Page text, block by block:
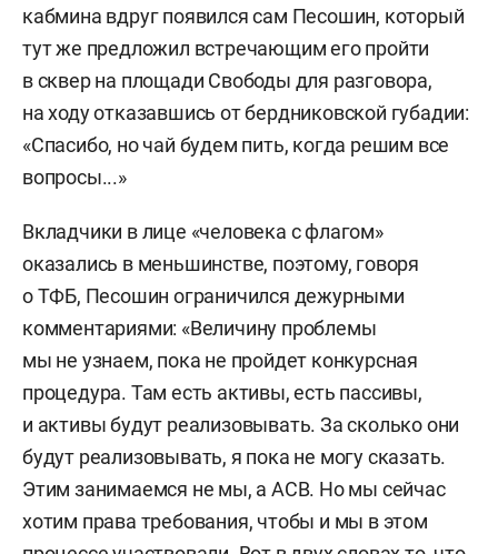
кабмина вдруг появился сам Песошин, который
тут же предложил встречающим его пройти
в сквер на площади Свободы для разговора,
на ходу отказавшись от бердниковской губадии:
«Спасибо, но чай будем пить, когда решим все
вопросы...»
Вкладчики в лице «человека с флагом»
оказались в меньшинстве, поэтому, говоря
о ТФБ, Песошин ограничился дежурными
комментариями: «Величину проблемы
мы не узнаем, пока не пройдет конкурсная
процедура. Там есть активы, есть пассивы,
и активы будут реализовывать. За сколько они
будут реализовывать, я пока не могу сказать.
Этим занимаемся не мы, а АСВ. Но мы сейчас
хотим права требования, чтобы и мы в этом